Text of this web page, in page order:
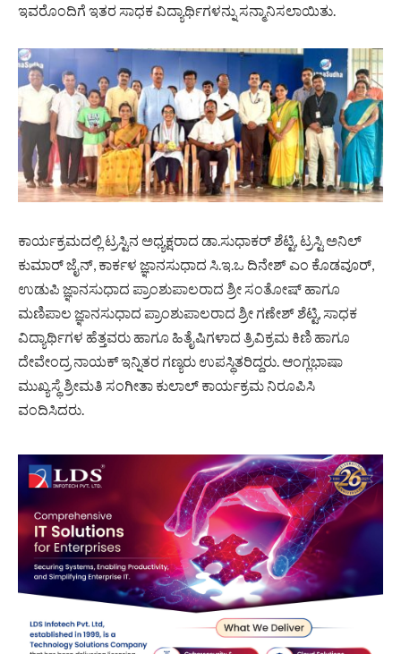
ಇವರೊಂದಿಗೆ ಇತರ ಸಾಧಕ ವಿದ್ಯಾರ್ಥಿಗಳನ್ನು ಸನ್ಮಾನಿಸಲಾಯಿತು.
ಕಾರ್ಯಕ್ರಮದಲ್ಲಿ ಟ್ರಸ್ಟಿನ ಅಧ್ಯಕ್ಷರಾದ ಡಾ.ಸುಧಾಕರ್ ಶೆಟ್ಟಿ, ಟ್ರಸ್ಟಿ ಅನಿಲ್
ಕುಮಾರ್ ಜೈನ್, ಕಾರ್ಕಳ ಜ್ಞಾನಸುಧಾದ ಸಿ.ಇ.ಒ ದಿನೇಶ್ ಎಂ ಕೊಡವೂರ್,
ಉಡುಪಿ ಜ್ಞಾನಸುಧಾದ ಪ್ರಾಂಶುಪಾಲರಾದ ಶ್ರೀ ಸಂತೋಷ್ ಹಾಗೂ
ಮಣಿಪಾಲ ಜ್ಞಾನಸುಧಾದ ಪ್ರಾಂಶುಪಾಲರಾದ ಶ್ರೀ ಗಣೇಶ್ ಶೆಟ್ಟಿ, ಸಾಧಕ
ವಿದ್ಯಾರ್ಥಿಗಳ ಹೆತ್ತವರು ಹಾಗೂ ಹಿತೈಷಿಗಳಾದ ತ್ರಿವಿಕ್ರಮ ಕಿಣಿ ಹಾಗೂ
ದೇವೇಂದ್ರ ನಾಯಕ್ ಇನ್ನಿತರ ಗಣ್ಯರು ಉಪಸ್ಥಿತರಿದ್ದರು. ಆಂಗ್ಲಭಾಷಾ
ಮುಖ್ಯಸ್ಥೆ ಶ್ರೀಮತಿ ಸಂಗೀತಾ ಕುಲಾಲ್ ಕಾರ್ಯಕ್ರಮ ನಿರೂಪಿಸಿ
ವಂದಿಸಿದರು.